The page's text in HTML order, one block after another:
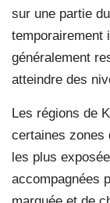
sur une partie
temporairement
généralement
atteindre des
Les régions de
certaines zones
les plus
accompagnées